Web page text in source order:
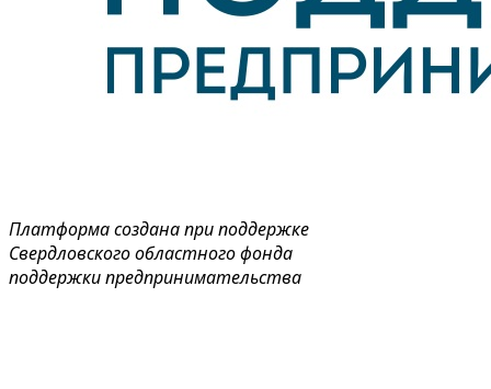
Платформа создана при поддержке
Свердловского областного фонда
поддержки предпринимательства